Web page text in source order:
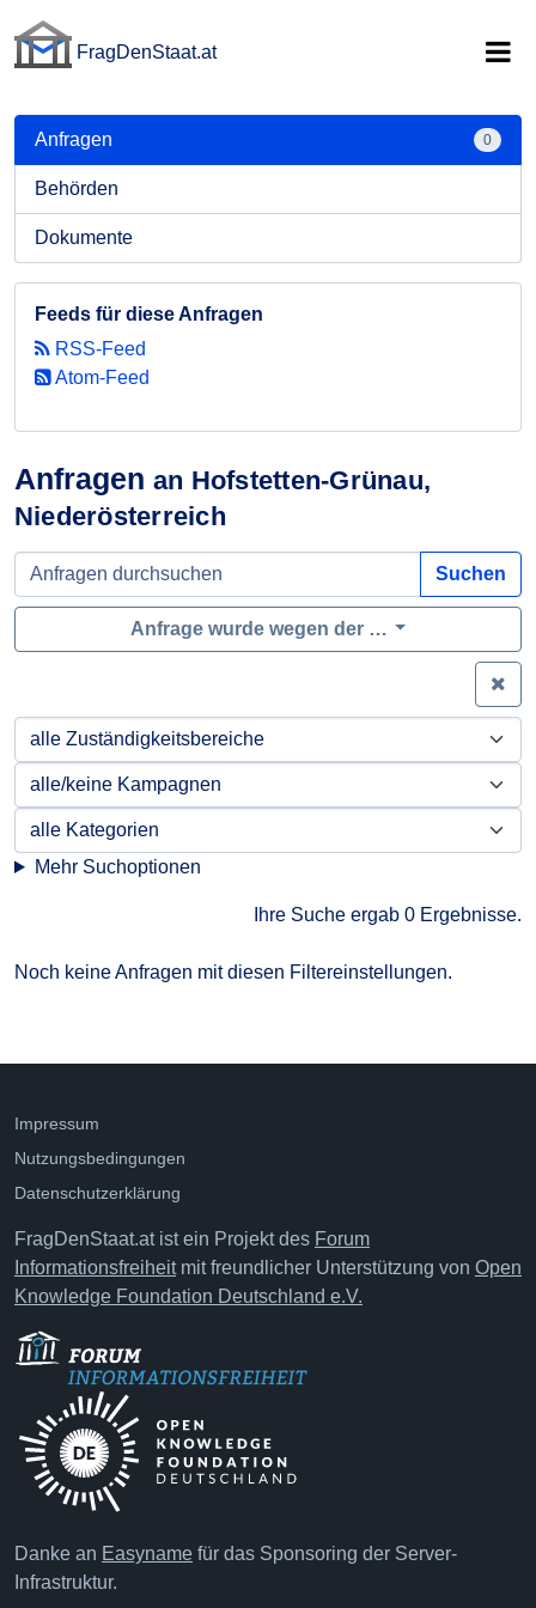
FragDenStaat.at
Anfragen an Hofstetten-Grünau,
Niederösterreich
Suchen
Anfrage wurde wegen der …
Mehr Suchoptionen
Ihre Suche ergab 0 Ergebnisse.
Noch keine Anfragen mit diesen Filtereinstellungen.
Anfragen 0
Behörden
Dokumente
Feeds für diese Anfragen
RSS-Feed
Atom-Feed
Impressum
Nutzungsbedingungen
Datenschutzerklärung
FragDenStaat.at ist ein Projekt des Forum
Informationsfreiheitmit freundlicher Unterstützung von Open
Knowledge Foundation Deutschland e.V.
Danke an Easyname für das Sponsoring der Server-
Infrastruktur.